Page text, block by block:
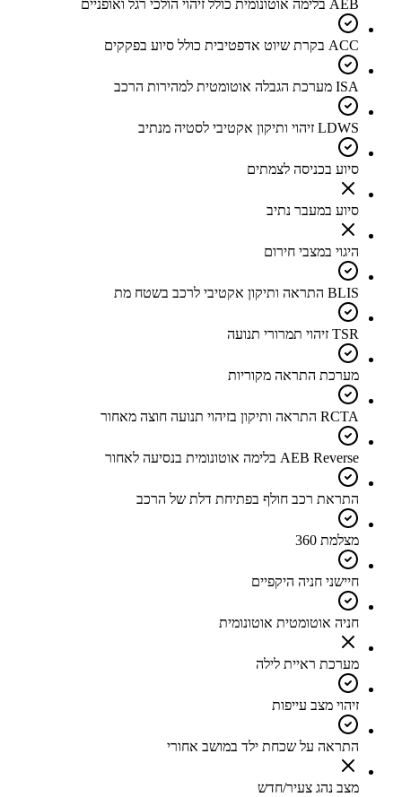
AEB בלימה אוטונומית כולל זיהוי הולכי רגל ואופניים
ACC בקרת שיוט אדפטיבית כולל סיוע בפקקים
ISA מערכת הגבלה אוטומטית למהירות הרכב
LDWS זיהוי ותיקון אקטיבי לסטיה מנתיב
סיוע בכניסה לצמתים
סיוע במעבר נתיב
היגוי במצבי חירום
BLIS התראה ותיקון אקטיבי לרכב בשטח מת
TSR זיהוי תמרורי תנועה
מערכת התראה מקוריות
RCTA התראה ותיקון בזיהוי תנועה חוצה מאחור
AEB Reverse בלימה אוטונומית בנסיעה לאחור
התראת רכב חולף בפתיחת דלת של הרכב
מצלמת 360
חיישני חניה היקפיים
חניה אוטומטית אוטונומית
מערכת ראיית לילה
זיהוי מצב עייפות
התראה על שכחת ילד במושב אחורי
מצב נהג צעיר/חדש